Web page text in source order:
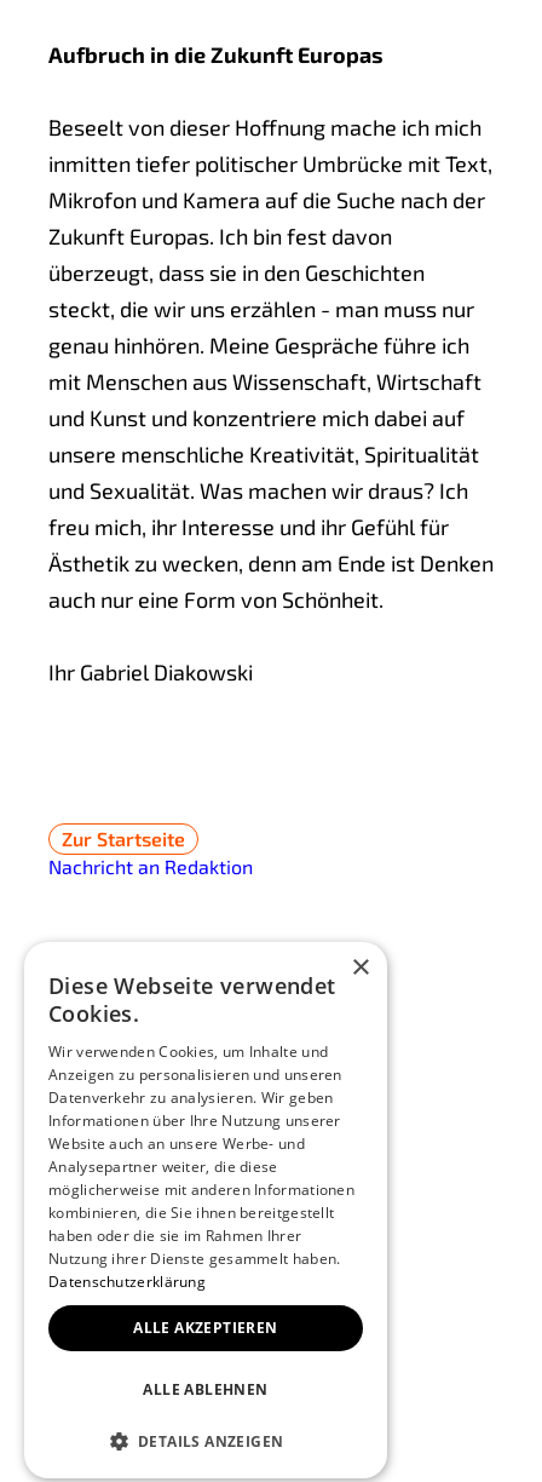
Aufbruch in die Zukunft Europas
Beseelt von dieser Hoffnung mache ich mich
inmitten tiefer politischer Umbrücke mit Text,
Mikrofon und Kamera auf die Suche nach der
Zukunft Europas. Ich bin fest davon
überzeugt, dass sie in den Geschichten
steckt, die wir uns erzählen - man muss nur
genau hinhören. Meine Gespräche führe ich
mit Menschen aus Wissenschaft, Wirtschaft
und Kunst und konzentriere mich dabei auf
unsere menschliche Kreativität, Spiritualität
und Sexualität. Was machen wir draus? Ich
freu mich, ihr Interesse und ihr Gefühl für
Ästhetik zu wecken, denn am Ende ist Denken
auch nur eine Form von Schönheit.
Ihr Gabriel Diakowski
Zur Startseite
Nachricht an Redaktion
IMPRESSUM
DATENSCHUTZ
COOKIES
×
Diese Webseite verwendet
Cookies.
Wir verwenden Cookies, um Inhalte und
Anzeigen zu personalisieren und unseren
Datenverkehr zu analysieren. Wir geben
Informationen über Ihre Nutzung unserer
Website auch an unsere Werbe- und
Analysepartner weiter, die diese
möglicherweise mit anderen Informationen
kombinieren, die Sie ihnen bereitgestellt
haben oder die sie im Rahmen Ihrer
Nutzung ihrer Dienste gesammelt haben.
Datenschutzerklärung
ALLE AKZEPTIEREN
ALLE ABLEHNEN
DETAILS ANZEIGEN